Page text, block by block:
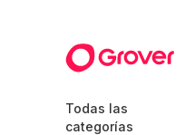
Todas las
categorías